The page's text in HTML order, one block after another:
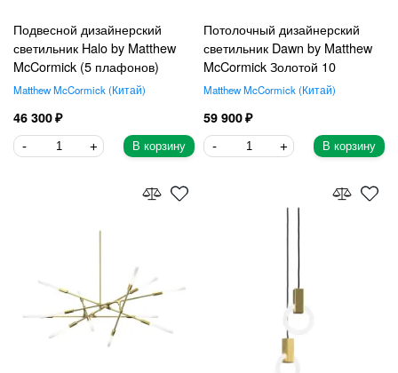
Подвесной дизайнерский
светильник Halo by Matthew
McCormick (5 плафонов)
Matthew McCormick Китай
46 300
В корзину
Потолочный дизайнерский
светильник Dawn by Matthew
McCormick Золотой 10
Matthew McCormick Китай
59 900
В корзину